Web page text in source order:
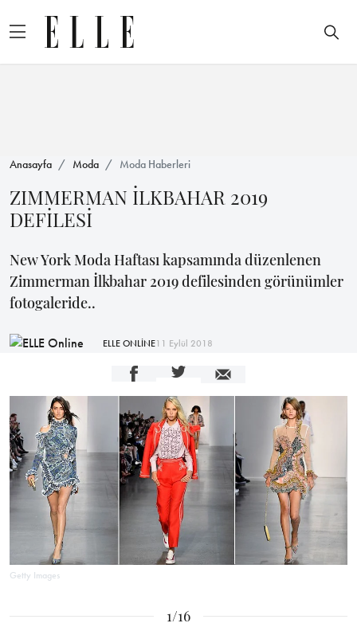
Anasayfa Moda Moda Haberleri
ZIMMERMAN İLKBAHAR 2019
DEFİLESİ
New York Moda Haftası kapsamında düzenlenen
Zimmerman İlkbahar 2019 defilesinden görünümler
fotogaleride..
ELLE ONLİNE11 Eylül 2018
Getty Images
1/16